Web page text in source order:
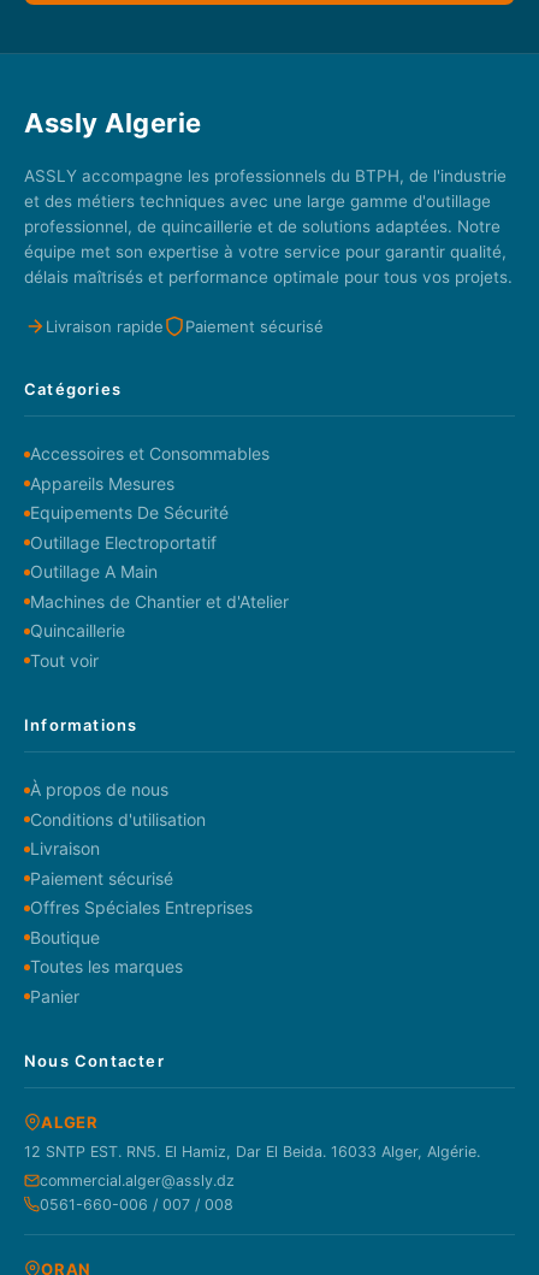
Assly Algerie
ASSLY accompagne les professionnels du BTPH, de l'industrie
et des métiers techniques avec une large gamme d'outillage
professionnel, de quincaillerie et de solutions adaptées. Notre
équipe met son expertise à votre service pour garantir qualité,
délais maîtrisés et performance optimale pour tous vos projets.
Livraison rapide Paiement sécurisé
Catégories
Accessoires et Consommables
Appareils Mesures
Equipements De Sécurité
Outillage Electroportatif
Outillage A Main
Machines de Chantier et d'Atelier
Quincaillerie
Tout voir
Informations
À propos de nous
Conditions d'utilisation
Livraison
Paiement sécurisé
Offres Spéciales Entreprises
Boutique
Toutes les marques
Panier
Nous Contacter
ALGER
12 SNTP EST. RN5. El Hamiz, Dar El Beida. 16033 Alger, Algérie.
commercial.alger@assly.dz
0561-660-006 / 007 / 008
ORAN